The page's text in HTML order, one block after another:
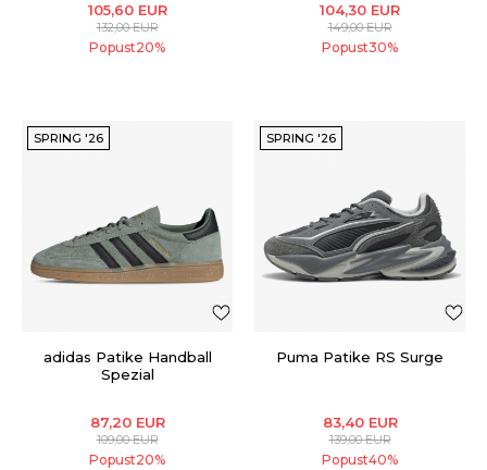
105,60 EUR
132,00EUR
Popust20%
104,30 EUR
149,00EUR
Popust30%
SPRING '26
adidas Patike Handball
Spezial
87,20 EUR
109,00EUR
Popust20%
SPRING '26
Puma Patike RS Surge
83,40 EUR
139,00EUR
Popust40%